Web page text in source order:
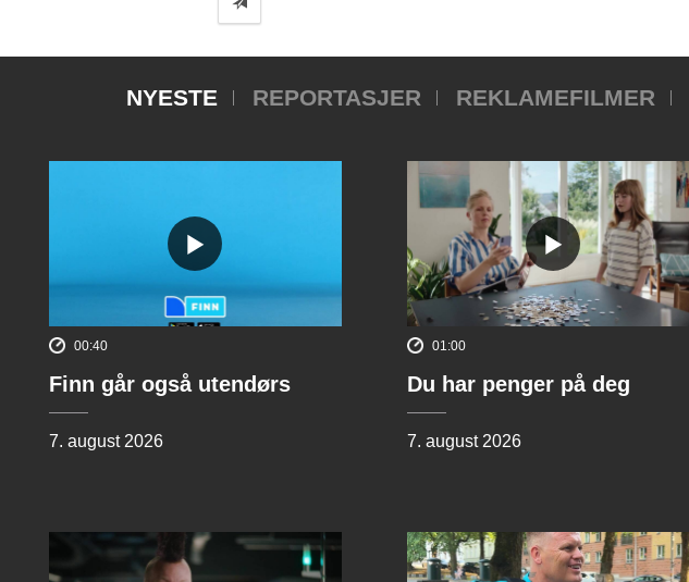
NYESTE REPORTASJER REKLAMEFILMER
00:40
Finn går også utendørs
7. august 2026
01:00
Du har penger på deg
7. august 2026